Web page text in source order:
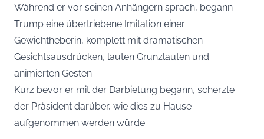
Während er vor seinen Anhängern sprach, begann
Trump eine übertriebene Imitation einer
Gewichtheberin, komplett mit dramatischen
Gesichtsausdrücken, lauten Grunzlauten und
animierten Gesten.
Kurz bevor er mit der Darbietung begann, scherzte
der Präsident darüber, wie dies zu Hause
aufgenommen werden würde.